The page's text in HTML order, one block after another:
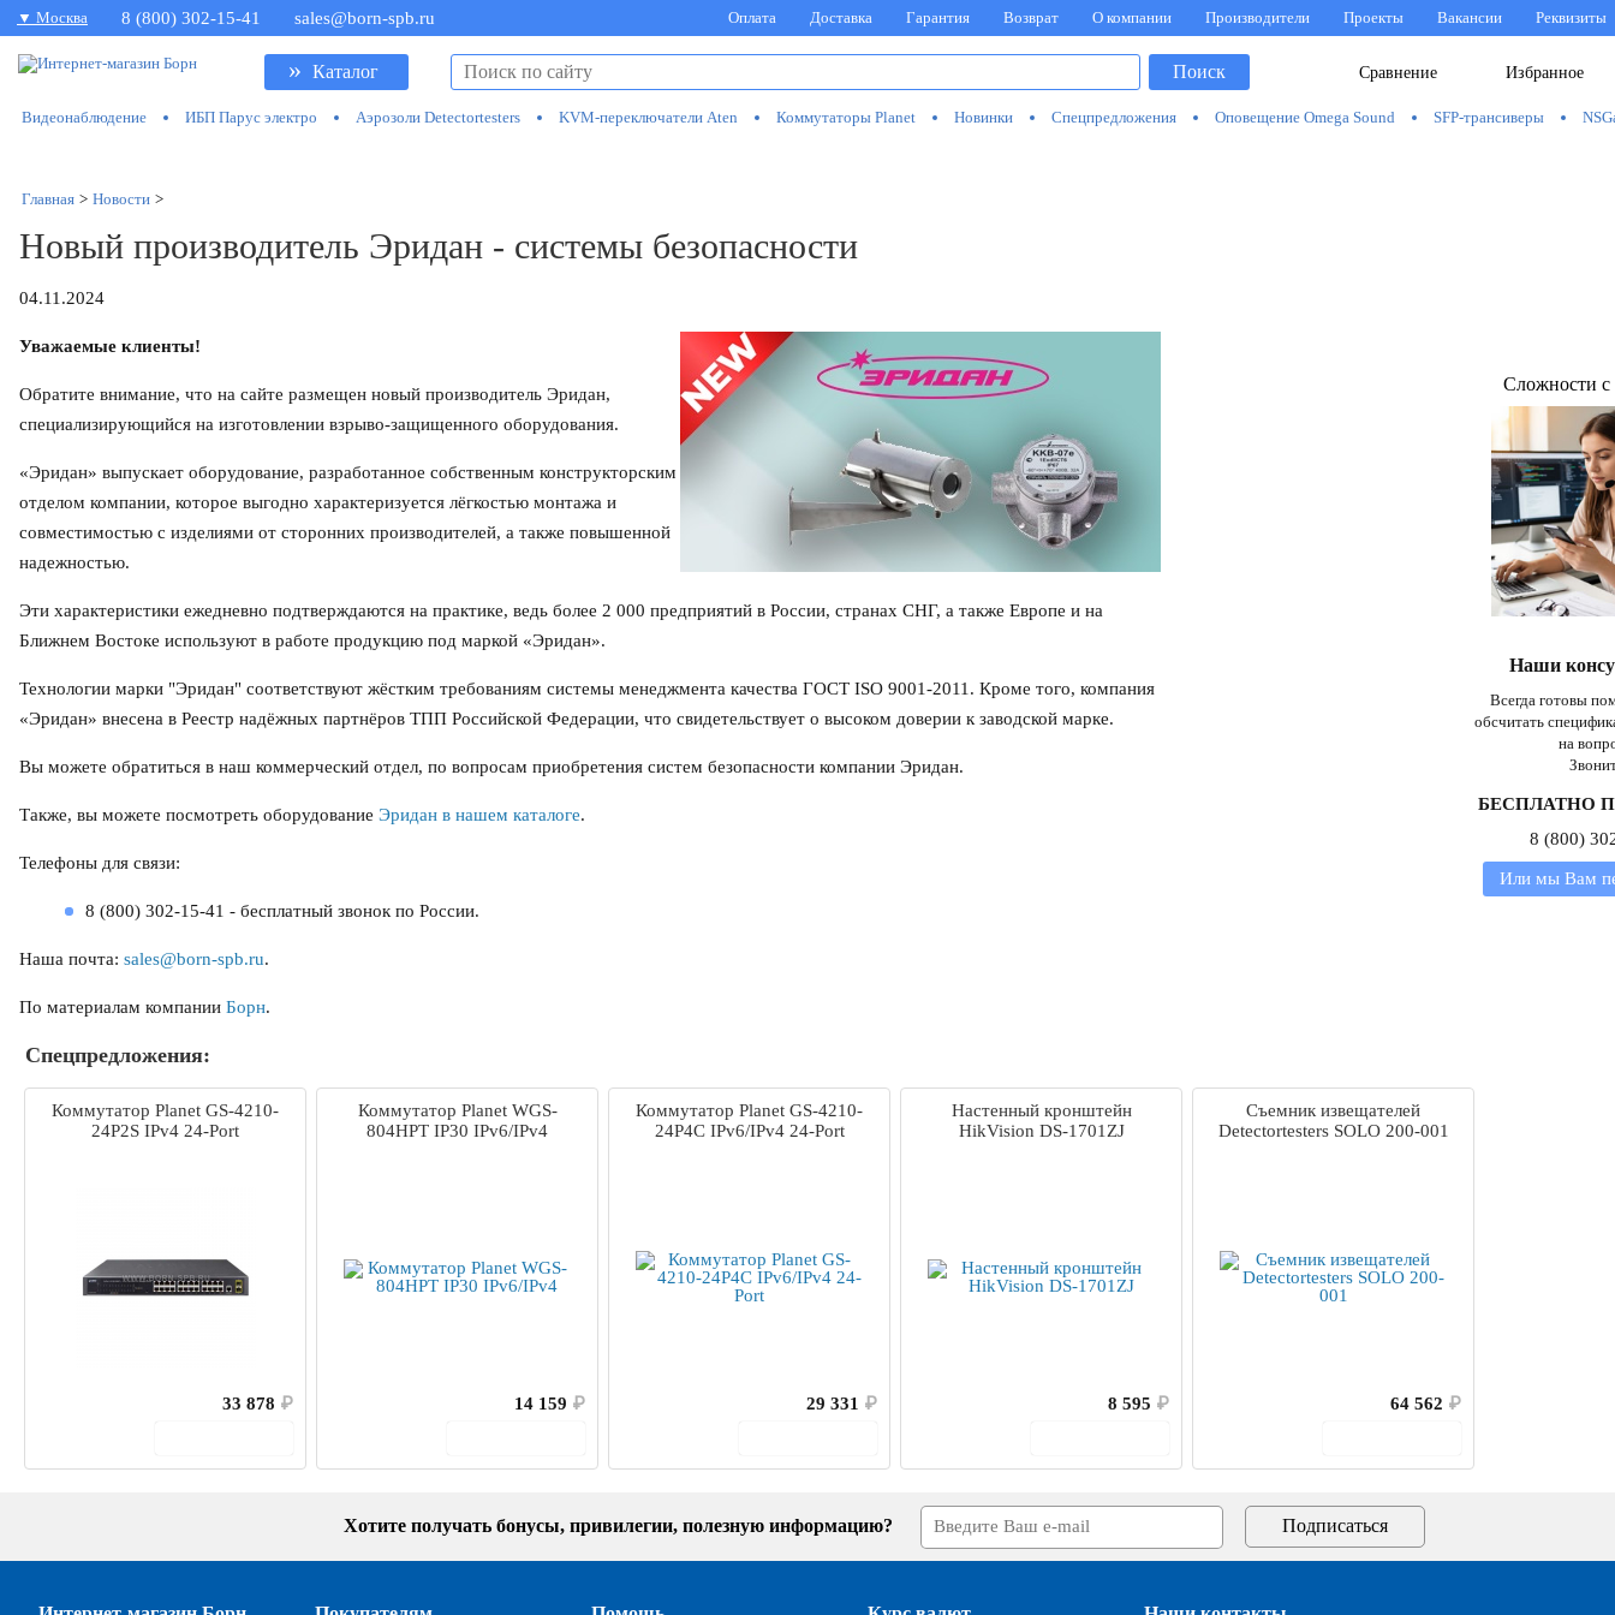
▼ Москва 8 (800) 302-15-41 sales@born-spb.ru Оплата Доставка Гарантия Возврат О компании Производители Проекты Вакансии Реквизиты
» Каталог Избранное
Сравнение
Поиск
Видеонаблюдение ИБП Парус электро Аэрозоли Detectortesters KVM-переключатели Aten Коммутаторы Planet Новинки Спецпредложения Оповещение Omega Sound SFP-трансиверы
Главная > Новости >
Новый производитель Эридан - системы безопасности
04.11.2024
Уважаемые клиенты!
Обратите внимание, что на сайте размещен новый производитель Эридан,
специализирующийся на изготовлении взрыво-защищенного оборудования.
«Эридан» выпускает оборудование, разработанное собственным конструкторским
отделом компании, которое выгодно характеризуется лёгкостью монтажа и
совместимостью с изделиями от сторонних производителей, а также повышенной
надежностью.
Эти характеристики ежедневно подтверждаются на практике, ведь более 2 000 предприятий в России, странах СНГ, а также Европе и на
Ближнем Востоке используют в работе продукцию под маркой «Эридан».
Технологии марки "Эридан" соответствуют жёстким требованиям системы менеджмента качества ГОСТ ISO 9001-2011. Кроме того, компания
«Эридан» внесена в Реестр надёжных партнёров ТПП Российской Федерации, что свидетельствует о высоком доверии к заводской марке.
Вы можете обратиться в наш коммерческий отдел, по вопросам приобретения систем безопасности компании Эридан.
Также, вы можете посмотреть оборудование Эридан в нашем каталоге.
Телефоны для связи:
8 (800) 302-15-41 - бесплатный звонок по России.
Наша почта: sales@born-spb.ru.
По материалам компании Борн.
Сложности с
Наши
Всегда готовы
обсчитать
на
БЕСПЛАТНО
8 (800)
Или мы Вам
Спецпредложения:
Коммутатор Planet GS-4210-
24P2S IPv4 24-Port
33 878 ₽
Коммутатор Planet WGS-
804HPT IP30 IPv6/IPv4
14 159 ₽
Коммутатор Planet GS-4210-
24P4C IPv6/IPv4 24-Port
29 331 ₽
Настенный кронштейн
HikVision DS-1701ZJ
8 595 ₽
Съемник извещателей
Detectortesters SOLO 200-001
64 562 ₽
Хотите получать бонусы, привилегии, полезную информацию?